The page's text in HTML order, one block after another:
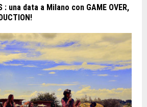
: una data a Milano con GAME OVER,